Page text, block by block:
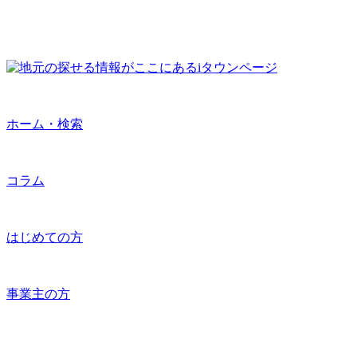
ホーム・検索
コラム
はじめての方
事業主の方